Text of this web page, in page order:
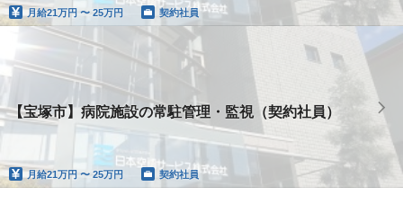
月給21万円 〜 25万円 契約社員
【宝塚市】病院施設の常駐管理・監視（契約社員）
月給21万円 〜 25万円 契約社員